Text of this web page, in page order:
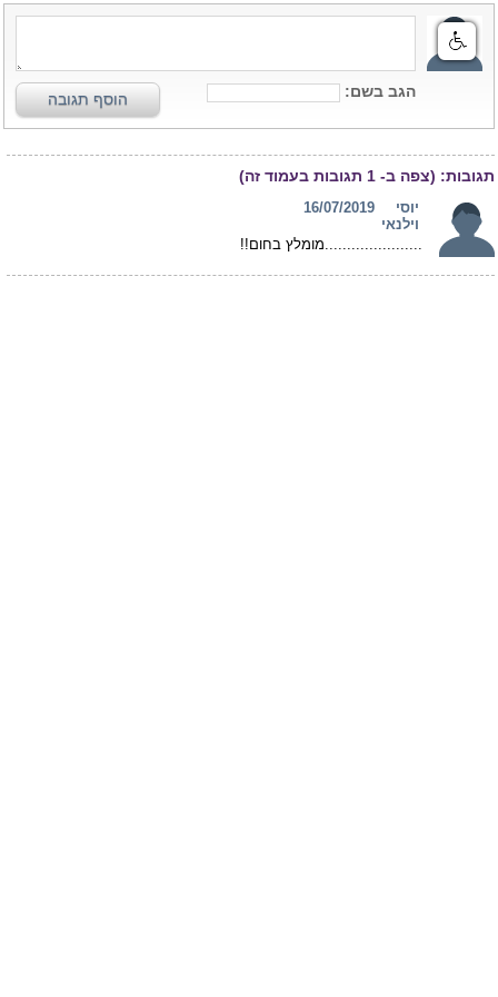
הגב בשם: הוסף תגובה
תגובות: (צפה ב- 1 תגובות בעמוד זה)
יוסי
וילנאי
16/07/2019
......................מומלץ בחום!!